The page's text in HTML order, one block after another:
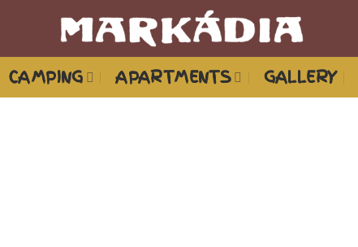
CAMPING APARTMENTS GALLERY